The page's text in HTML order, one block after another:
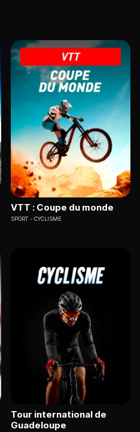
VTT : Coupe du monde
SPORT CYCLISME
Tour international de
Guadeloupe